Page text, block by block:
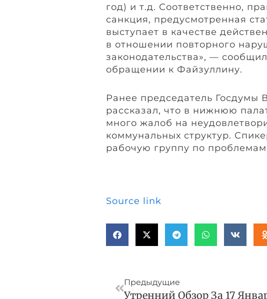
год) и т.д. Соответственно,
санкция, предусмотренная
выступает в качестве
в отношении повторного
законодательства», —
обращении к Файзуллину.
Ранее председатель Госдумы
рассказал, что в нижнюю
много жалоб на
коммунальных структур.
рабочую группу по
Source link
Предыдущие
Утренний Обзор За 17